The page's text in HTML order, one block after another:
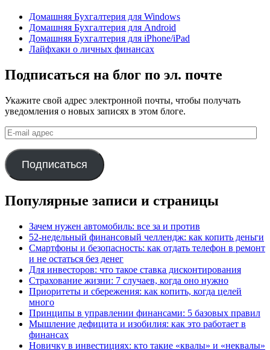
Домашняя Бухгалтерия для Windows
Домашняя Бухгалтерия для Android
Домашняя Бухгалтерия для iPhone/iPad
Лайфхаки о личных финансах
Подписаться на блог по эл. почте
Укажите свой адрес электронной почты, чтобы получать
уведомления о новых записях в этом блоге.
E-
mail
адрес
Подписаться
Популярные записи и страницы
Зачем нужен автомобиль: все за и против
52-недельный финансовый челлендж: как копить деньги
Смартфоны и безопасность: как отдать телефон в ремонт
и не остаться без денег
Для инвесторов: что такое ставка дисконтирования
Страхование жизни: 7 случаев, когда оно нужно
Приоритеты и сбережения: как копить, когда целей
много
Принципы в управлении финансами: 5 базовых правил
Мышление дефицита и изобилия: как это работает в
финансах
Новичку в инвестициях: кто такие «квалы» и «неквалы»